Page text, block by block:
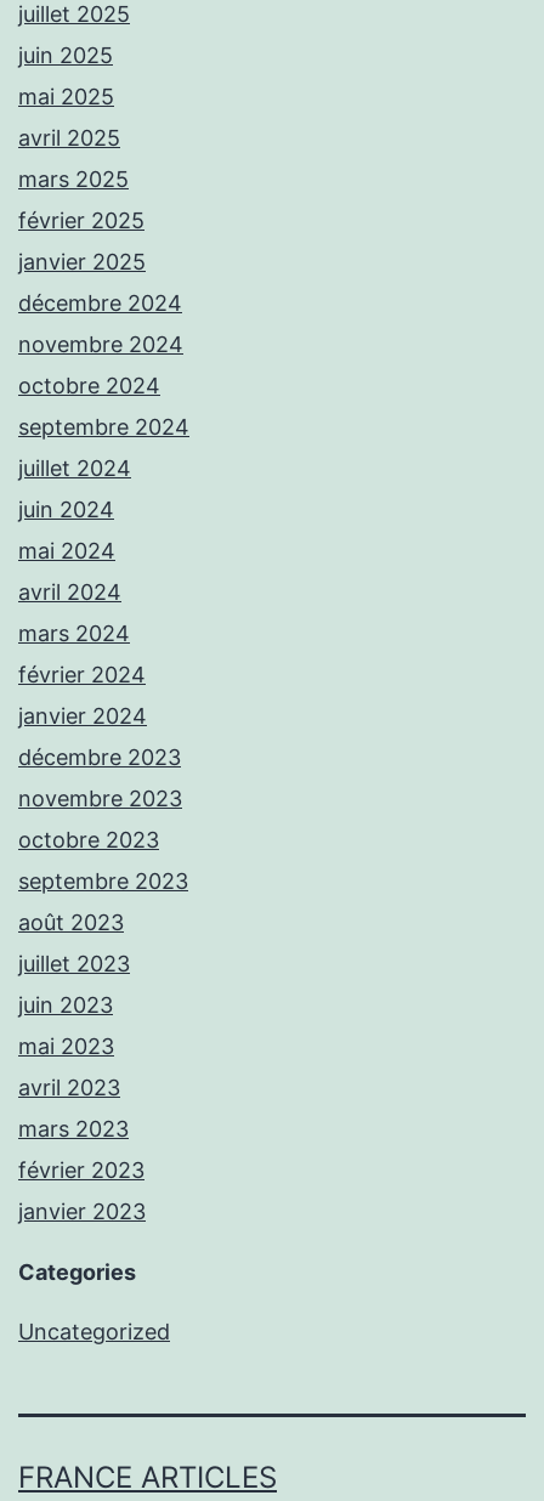
juillet 2025
juin 2025
mai 2025
avril 2025
mars 2025
février 2025
janvier 2025
décembre 2024
novembre 2024
octobre 2024
septembre 2024
juillet 2024
juin 2024
mai 2024
avril 2024
mars 2024
février 2024
janvier 2024
décembre 2023
novembre 2023
octobre 2023
septembre 2023
août 2023
juillet 2023
juin 2023
mai 2023
avril 2023
mars 2023
février 2023
janvier 2023
Categories
Uncategorized
FRANCE ARTICLES